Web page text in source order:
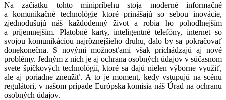
Na začiatku tohto minipríbehu stoja moderné informačné
a komunikačné technológie ktoré prinášajú so sebou inovácie,
zjednodušujú náš každodenný život a robia ho pohodlnejším
a príjemnejším. Platobné karty, inteligentné telefóny, internet so
svojou komunikáciou najrôznejšieho druhu, dalo by sa pokračovať
donekonečna. S novými možnosťami však prichádzajú aj nové
problémy. Jedným z nich je aj ochrana osobných údajov v súčasnom
svete špičkových technológií, ktoré sa dajú nielen výborne využiť,
ale aj poriadne zneužiť. A to je moment, kedy vstupujú na scénu
regulátori, v našom prípade Európska komisia náš Úrad na ochranu
osobných údajov.